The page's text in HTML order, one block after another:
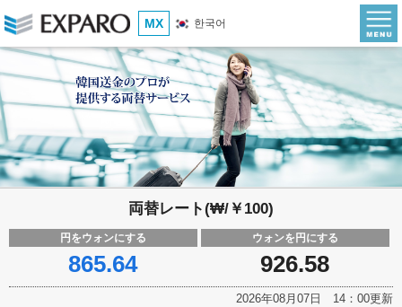
MX 한국어
両替レート(₩/￥100)
円をウォンにする
865.64
ウォンを円にする
926.58
2026年08月07日 14：00更新